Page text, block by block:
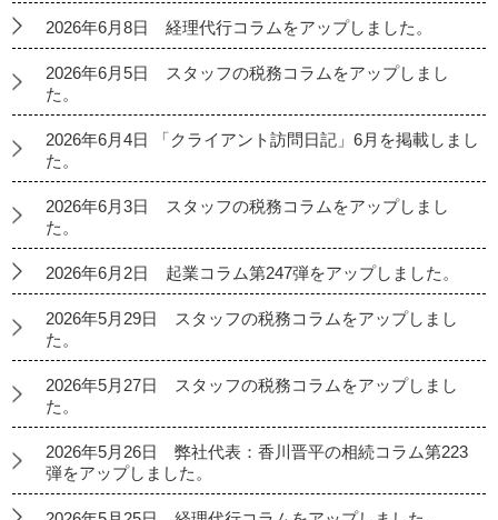
2026年6月8日 経理代行コラムをアップしました。
2026年6月5日 スタッフの税務コラムをアップしまし
た。
2026年6月4日 「クライアント訪問日記」6月を掲載しまし
た。
2026年6月3日 スタッフの税務コラムをアップしまし
た。
2026年6月2日 起業コラム第247弾をアップしました。
2026年5月29日 スタッフの税務コラムをアップしまし
た。
2026年5月27日 スタッフの税務コラムをアップしまし
た。
2026年5月26日 弊社代表：香川晋平の相続コラム第223
弾をアップしました。